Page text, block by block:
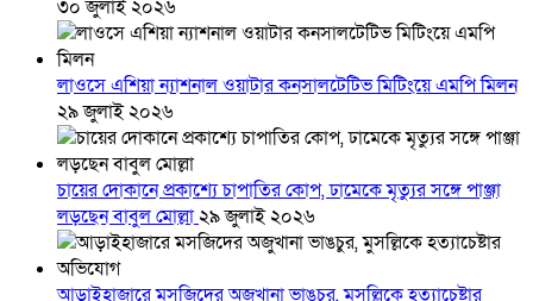
৩০ জুলাই ২০২৬
লাওসে এশিয়া ন্যাশনাল ওয়াটার কনসালটেটিভ মিটিংয়ে এমপি মিলন
২৯ জুলাই ২০২৬
চায়ের দোকানে প্রকাশ্যে চাপাতির কোপ, ঢামেকে মৃত্যুর সঙ্গে পাঞ্জা
লড়ছেন বাবুল মোল্লা২৯ জুলাই ২০২৬
আড়াইহাজারে মস‌জি‌দের অজুখানা ভাঙচুর, মুসল্লিকে হত্যাচেষ্টার